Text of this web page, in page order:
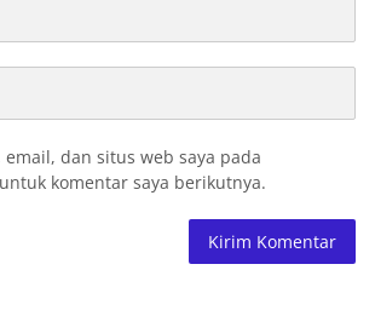
dan situs web saya pada
komentar saya berikutnya.